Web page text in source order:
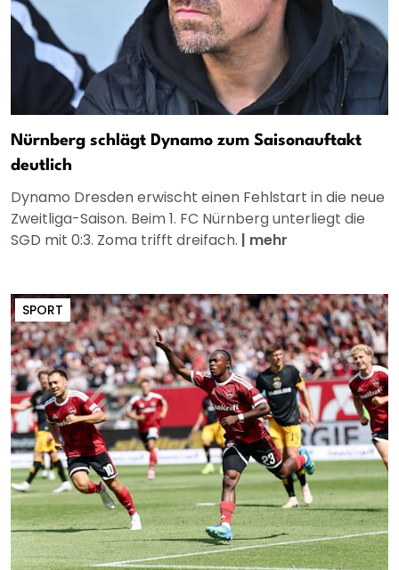
Nürnberg schlägt Dynamo zum Saisonauftakt
deutlich
Dynamo Dresden erwischt einen Fehlstart in die neue
Zweitliga-Saison. Beim 1. FC Nürnberg unterliegt die
SGD mit 0:3. Zoma trifft dreifach. | mehr
SPORT